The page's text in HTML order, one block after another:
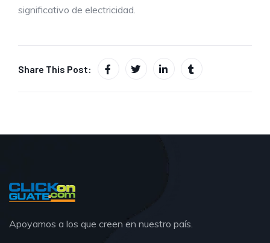
significativo de electricidad.
Share This Post:
Apoyamos a los que creen en nuestro país.